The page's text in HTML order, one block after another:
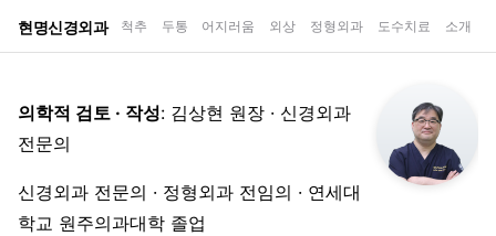
현명신경외과 척추 두통 어지러움 외상 정형외과 도수치료 소개
의학적 검토 · 작성: 김상현 원장 · 신경외과
전문의
신경외과 전문의 · 정형외과 전임의 · 연세대
학교 원주의과대학 졸업